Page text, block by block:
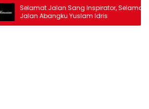
Selamat Jalan Sang Inspirator, Selamat
Abangku Yuslam Idris